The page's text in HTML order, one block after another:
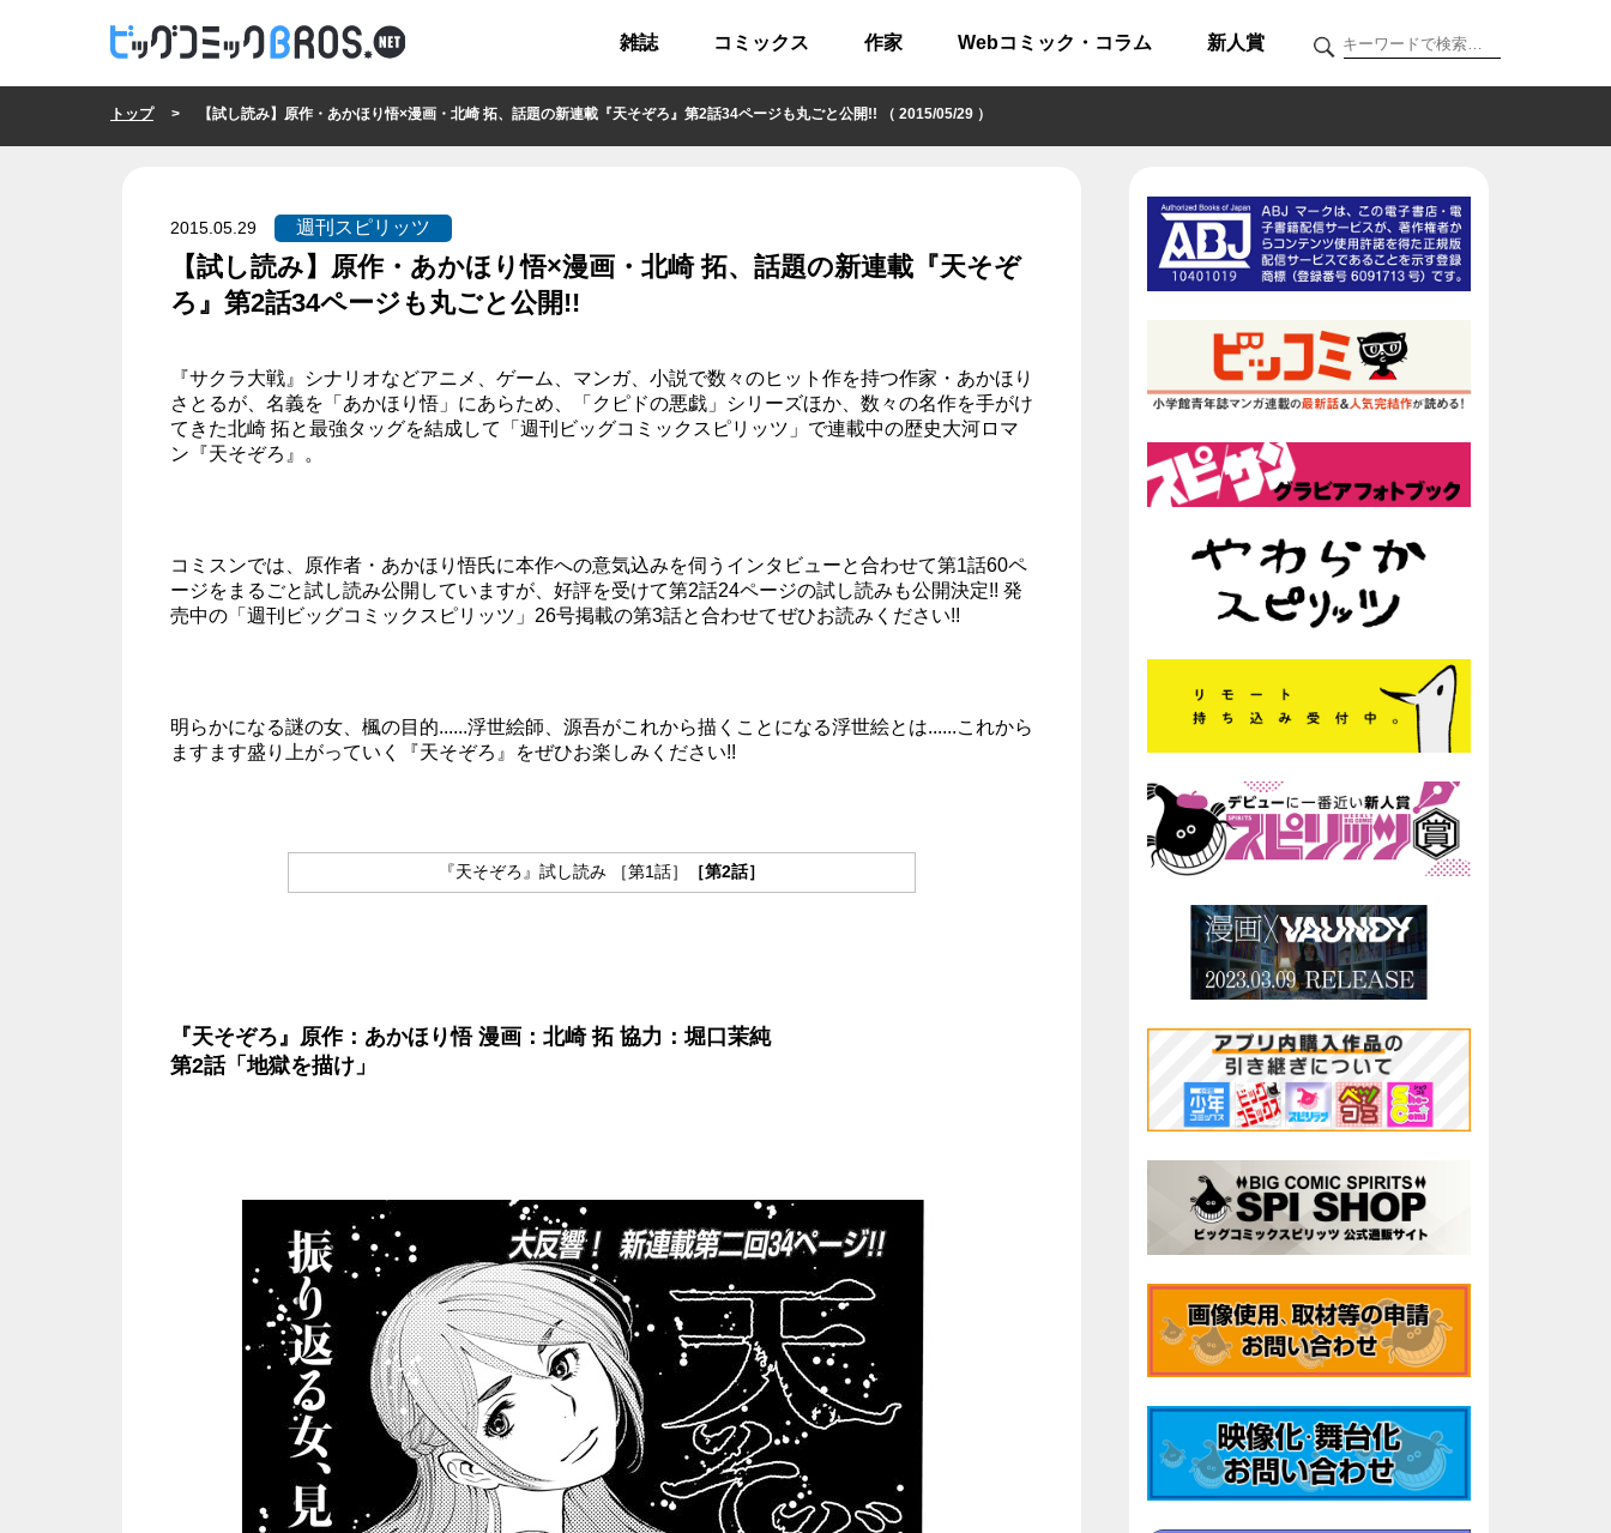
雑誌 コミックス 作家 Webコミック・コラム 新人賞
トップ> 【試し読み】原作・あかほり悟×漫画・北崎 拓、話題の新連載『天そぞろ』第2話34ページも丸ごと公開!! （ 2015/05/29 ）
週刊スピリッツ
2015.05.29
【試し読み】原作・あかほり悟×漫画・北崎 拓、話題の新連載『天そぞ
ろ』第2話34ページも丸ごと公開!!
『サクラ大戦』シナリオなどアニメ、ゲーム、マンガ、小説で数々のヒット作を持つ作家・あかほり
さとるが、名義を「あかほり悟」にあらため、「クピドの悪戯」シリーズほか、数々の名作を手がけ
てきた北崎 拓と最強タッグを結成して「週刊ビッグコミックスピリッツ」で連載中の歴史大河ロマ
ン『天そぞろ』。
コミスンでは、原作者・あかほり悟氏に本作への意気込みを伺うインタビューと合わせて第1話60ペ
ージをまるごと試し読み公開していますが、好評を受けて第2話24ページの試し読みも公開決定!! 発
売中の「週刊ビッグコミックスピリッツ」26号掲載の第3話と合わせてぜひお読みください!!
明らかになる謎の女、楓の目的......浮世絵師、源吾がこれから描くことになる浮世絵とは......これから
ますます盛り上がっていく『天そぞろ』をぜひお楽しみください!!
『天そぞろ』試し読み ［第1話］ ［第2話］
『天そぞろ』原作：あかほり悟 漫画：北崎 拓 協力：堀口茉純
第2話「地獄を描け」